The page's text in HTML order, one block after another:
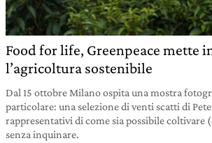
Food for life, Greenpeace mette
l’agricoltura sostenibile
Dal 15 ottobre Milano ospita una mostra
particolare: una selezione di venti scatti di
rappresentativi di come sia possibile coltivare
senza inquinare.